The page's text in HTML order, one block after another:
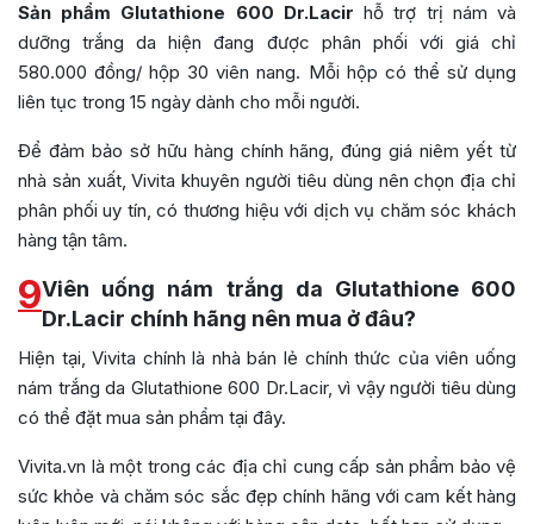
Sản phẩm Glutathione 600 Dr.Lacir hỗ trợ trị nám và
dưỡng trắng da hiện đang được phân phối với giá chỉ
580.000 đồng/ hộp 30 viên nang. Mỗi hộp có thể sử dụng
liên tục trong 15 ngày dành cho mỗi người.
Để đảm bảo sở hữu hàng chính hãng, đúng giá niêm yết từ
nhà sản xuất, Vivita khuyên người tiêu dùng nên chọn địa chỉ
phân phối uy tín, có thương hiệu với dịch vụ chăm sóc khách
hàng tận tâm.
9Viên uống nám trắng da Glutathione 600
Dr.Lacir chính hãng nên mua ở đâu?
Hiện tại, Vivita chính là nhà bán lẻ chính thức của viên uống
nám trắng da Glutathione 600 Dr.Lacir, vì vậy người tiêu dùng
có thể đặt mua sản phẩm tại đây.
Vivita.vn là một trong các địa chỉ cung cấp sản phẩm bảo vệ
sức khỏe và chăm sóc sắc đẹp chính hãng với cam kết hàng